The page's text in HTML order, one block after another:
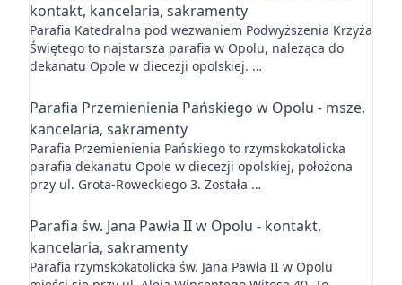
kontakt, kancelaria, sakramenty
Parafia Katedralna pod wezwaniem Podwyższenia Krzyża
Świętego to najstarsza parafia w Opolu, należąca do
dekanatu Opole w diecezji opolskiej. …
Parafia Przemienienia Pańskiego w Opolu - msze,
kancelaria, sakramenty
Parafia Przemienienia Pańskiego to rzymskokatolicka
parafia dekanatu Opole w diecezji opolskiej, położona
przy ul. Grota-Roweckiego 3. Została …
Parafia św. Jana Pawła II w Opolu - kontakt,
kancelaria, sakramenty
Parafia rzymskokatolicka św. Jana Pawła II w Opolu